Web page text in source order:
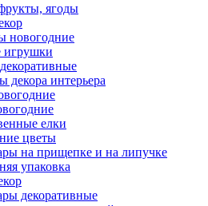
ягоды
новогодние
игрушки
декора интерьера
елки
цветы
на прищепке и на липучке
упаковка
декоративные